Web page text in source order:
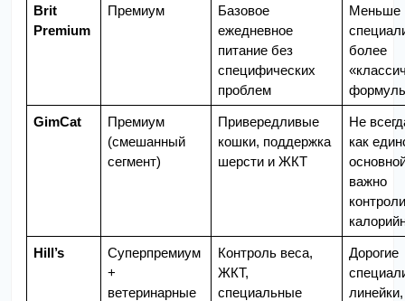
Brit
Premium
Премиум
Базовое
ежедневное
питание без
специфических
проблем
Меньше
более
GimCat
Премиум
(смешанный
сегмент)
Привередливые
кошки, поддержка
шерсти и ЖКТ
Не
как
важно
Hill’s
Суперпремиум
+
ветеринарные
Контроль веса,
ЖКТ,
специальные
Дорогие